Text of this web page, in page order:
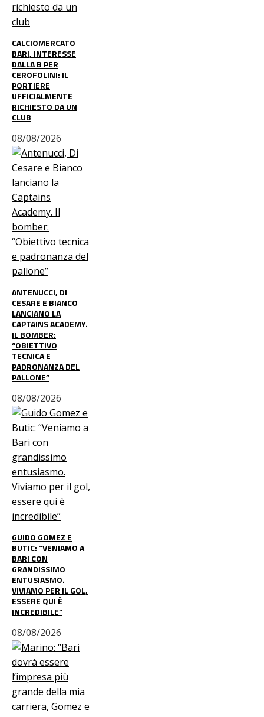
CALCIOMERCATO
BARI, INTERESSE
DALLA B PER
CEROFOLINI: IL
PORTIERE
UFFICIALMENTE
RICHIESTO DA UN
CLUB
08/08/2026
ANTENUCCI, DI
CESARE E BIANCO
LANCIANO LA
CAPTAINS ACADEMY.
IL BOMBER:
“OBIETTIVO
TECNICA E
PADRONANZA DEL
PALLONE”
08/08/2026
GUIDO GOMEZ E
BUTIC: “VENIAMO A
BARI CON
GRANDISSIMO
ENTUSIASMO.
VIVIAMO PER IL GOL,
ESSERE QUI È
INCREDIBILE”
08/08/2026